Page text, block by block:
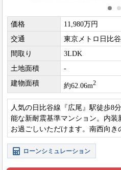
価格
11,980万円
交通
東京メトロ日比
間取り
3LDK
土地面積
-
建物面積
約62.06m2
人気の日比谷線『広尾』駅徒歩8
能な新耐震基準マンション。内
お過ごしいただけます。南西向
です。
ローンシミュレーション